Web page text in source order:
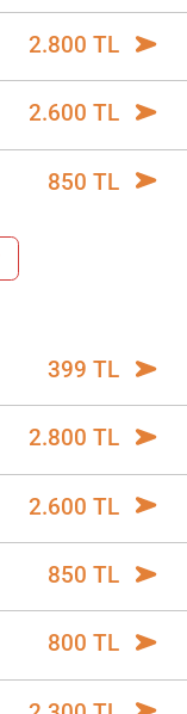
2.800 TL
2.600 TL
850 TL
399 TL
2.800 TL
2.600 TL
850 TL
800 TL